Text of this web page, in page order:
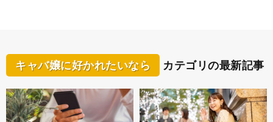
キャバ嬢に好かれたいなら カテゴリの最新記事